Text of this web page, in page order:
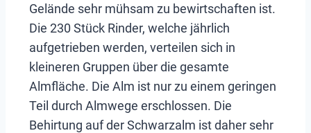
Gelände sehr mühsam zu bewirtschaften ist.
Die 230 Stück Rinder, welche jährlich
aufgetrieben werden, verteilen sich in
kleineren Gruppen über die gesamte
Almfläche. Die Alm ist nur zu einem geringen
Teil durch Almwege erschlossen. Die
Behirtung auf der Schwarzalm ist daher sehr